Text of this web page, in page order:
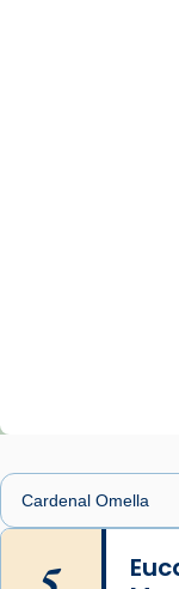
presidit
Santes de
🔗
📸 J. Merino